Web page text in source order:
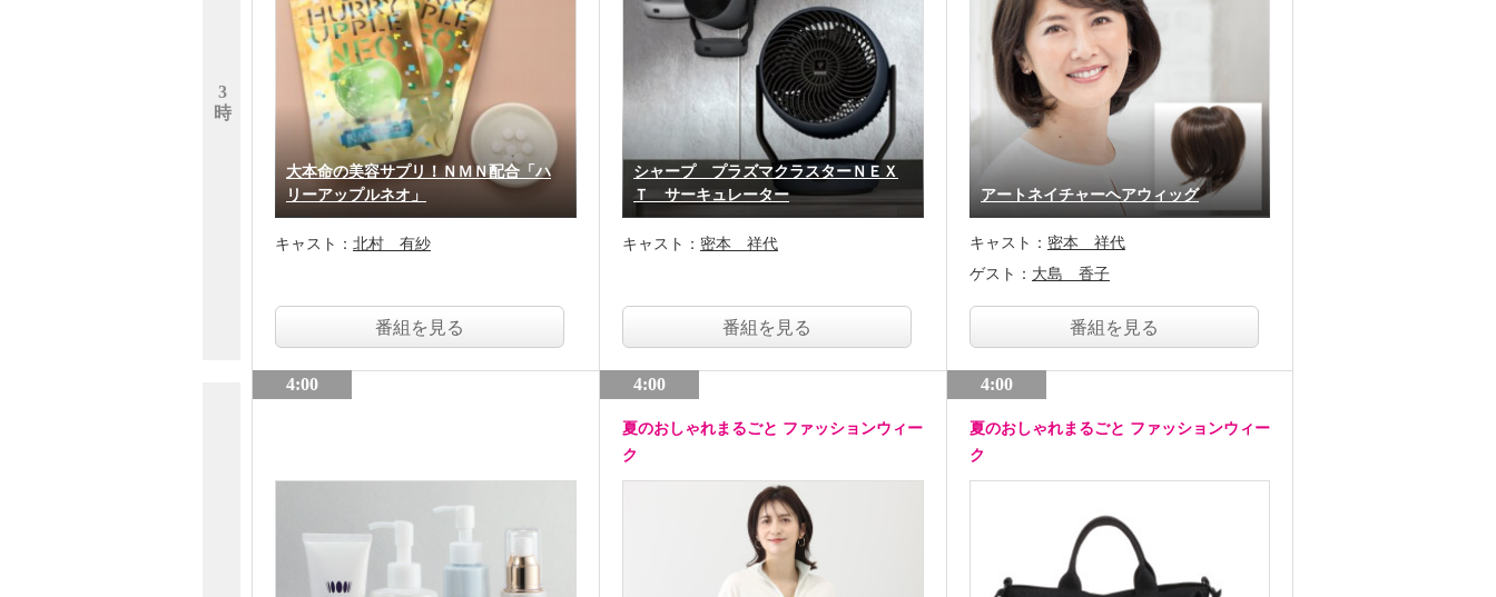
3
時
大本命の美容サプリ！ＮＭＮ配合「ハ
リーアップルネオ」
キャスト： 北村 有紗
番組を見る
4:00
シャープ プラズマクラスターＮＥＸ
Ｔ サーキュレーター
キャスト： 密本 祥代
番組を見る
4:00
夏のおしゃれまるごと ファッションウィー
ク
アートネイチャーヘアウィッグ
キャスト： 密本 祥代
ゲスト： 大島 香子
番組を見る
4:00
夏のおしゃれまるごと ファッションウィー
ク